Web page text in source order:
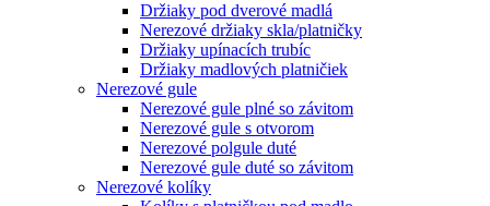
Držiaky pod dverové madlá
Nerezové držiaky skla/platničky
Držiaky upínacích trubíc
Držiaky madlových platničiek
Nerezové gule
Nerezové gule plné so závitom
Nerezové gule s otvorom
Nerezové polgule duté
Nerezové gule duté so závitom
Nerezové kolíky